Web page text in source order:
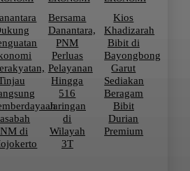
di
Bersama
Danantara,
PNM
Perluas
Pelayanan
Hingga
516
Jaringan
di
Wilayah
3T
Kios
Khadizarah
Bibit di
Bayongbong
Garut
Sediakan
Beragam
Bibit
Durian
Premium